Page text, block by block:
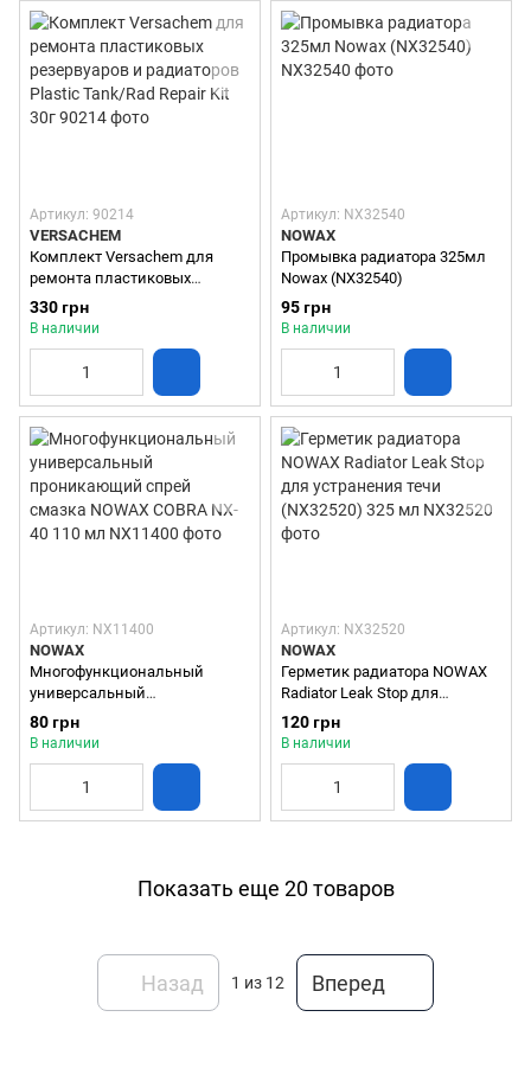
Артикул: 90214
VERSACHEM
Комплект Versachem для
ремонта пластиковых
резервуаров и радиаторов
Plastic Tank/Rad Repair Kit 30г
330 грн
В наличии
Артикул: NX32540
NOWAX
Промывка радиатора 325мл
Nowax (NX32540)
95 грн
В наличии
Артикул: NX11400
NOWAX
Многофункциональный
универсальный
проникающий спрей смазка
NOWAX COBRA NX-40 110 мл
80 грн
В наличии
Артикул: NX32520
NOWAX
Герметик радиатора NOWAX
Radiator Leak Stop для
устранения течи (NX32520)
325 мл
120 грн
В наличии
Показать еще 20 товаров
Назад 1 из 12 Вперед